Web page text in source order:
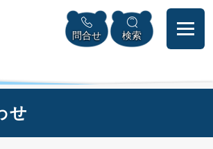
メニューを飛ばして本文へ
問合せ 検索
せ